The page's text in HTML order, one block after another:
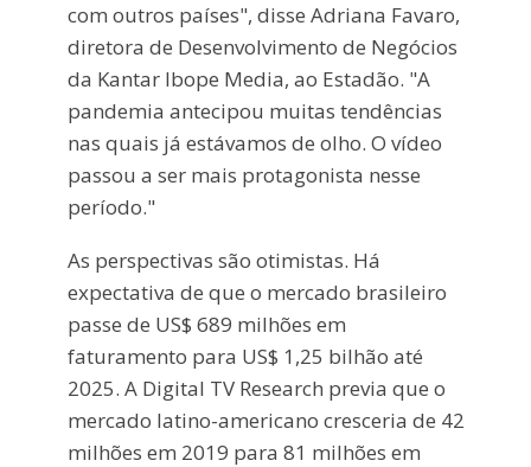
com outros países", disse Adriana Favaro,
diretora de Desenvolvimento de Negócios
da Kantar Ibope Media, ao Estadão. "A
pandemia antecipou muitas tendências
nas quais já estávamos de olho. O vídeo
passou a ser mais protagonista nesse
período."
As perspectivas são otimistas. Há
expectativa de que o mercado brasileiro
passe de US$ 689 milhões em
faturamento para US$ 1,25 bilhão até
2025. A Digital TV Research previa que o
mercado latino-americano cresceria de 42
milhões em 2019 para 81 milhões em